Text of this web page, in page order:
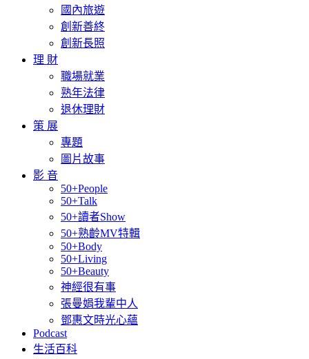
國內旅遊
創新善終
創新長照
理 財
職場就業
熟年法律
退休理財
策 展
專題
圖片故事
影 音
50+People
50+Talk
50+讀者Show
50+熟齡MV特輯
50+Body
50+Living
50+Beauty
神經很有事
張曼娟我輩中人
鄧惠文時光心蘊
Podcast
生活百科